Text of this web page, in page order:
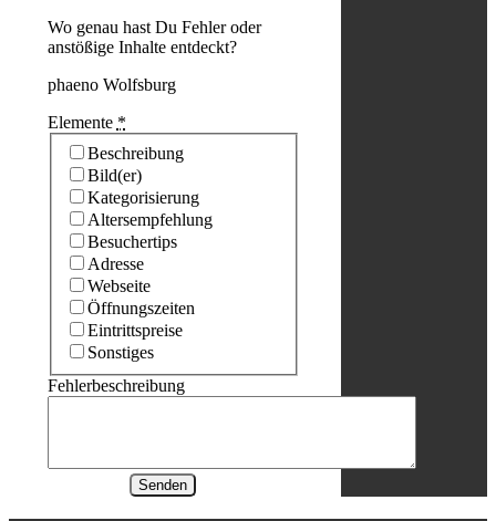
Wo genau hast Du Fehler oder
anstößige Inhalte entdeckt?
phaeno Wolfsburg
Elemente *
Beschreibung
Bild(er)
Kategorisierung
Altersempfehlung
Besuchertips
Adresse
Webseite
Öffnungszeiten
Eintrittspreise
Sonstiges
Fehlerbeschreibung
Senden